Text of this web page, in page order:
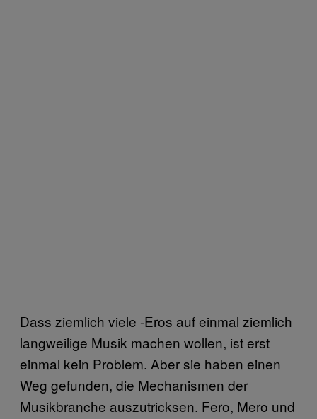
Dass ziemlich viele -Eros auf einmal ziemlich
langweilige Musik machen wollen, ist erst
einmal kein Problem. Aber sie haben einen
Weg gefunden, die Mechanismen der
Musikbranche auszutricksen. Fero, Mero und